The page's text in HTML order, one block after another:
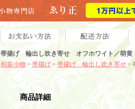
帯揚げ 輪出し吹き寄せ オフホワイト／萌黄
和装小物 > 帯揚げ > 帯揚げ 輪出し吹き寄せ>
商品詳細